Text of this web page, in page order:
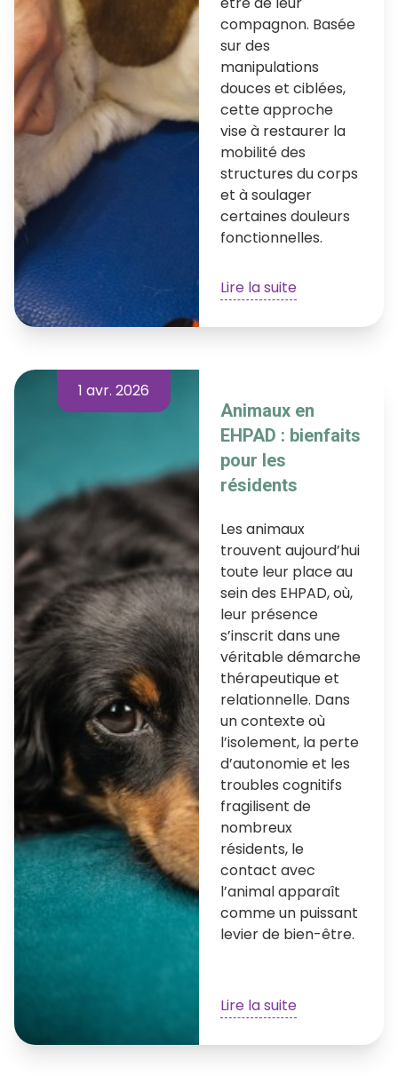
compagnon. Basée
sur des
manipulations
douces et ciblées,
cette approche
vise à restaurer la
mobilité des
structures du corps
et à soulager
certaines douleurs
fonctionnelles.
Lire la suite
1 avr. 2026
Animaux en
EHPAD : bienfaits
pour les
résidents
Les animaux
trouvent aujourd’hui
toute leur place au
sein des EHPAD, où,
leur présence
s’inscrit dans une
véritable démarche
thérapeutique et
relationnelle. Dans
un contexte où
l’isolement, la perte
d’autonomie et les
troubles cognitifs
fragilisent de
nombreux
résidents, le
contact avec
l’animal apparaît
comme un puissant
levier de bien-être.
Lire la suite